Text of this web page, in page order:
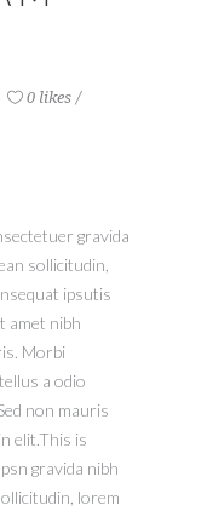
0 likes
gravida
sollicitudin,
ipsutis
amet nibh
Morbi
a odio
non mauris
elit.This is
gravida nibh
lorem